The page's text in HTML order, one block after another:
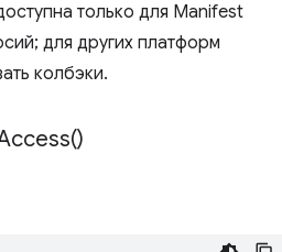
только для Manifest
для других платформ
колбэки.
)